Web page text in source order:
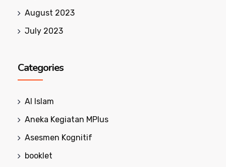
August 2023
July 2023
Categories
Al Islam
Aneka Kegiatan MPlus
Asesmen Kognitif
booklet